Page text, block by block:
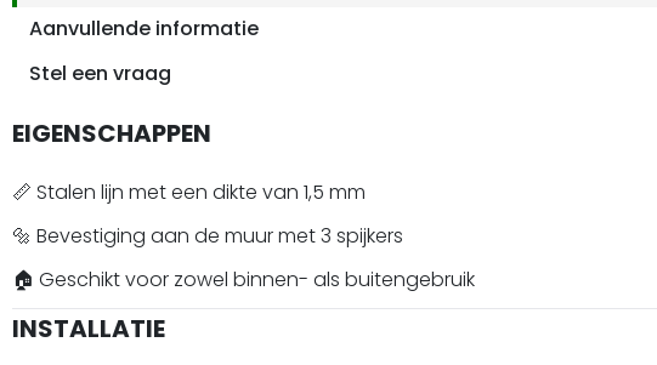
Aanvullende informatie
Stel een vraag
EIGENSCHAPPEN
📏 Stalen lijn met een dikte van 1,5 mm
🔩 Bevestiging aan de muur met 3 spijkers
🏠 Geschikt voor zowel binnen- als buitengebruik
INSTALLATIE